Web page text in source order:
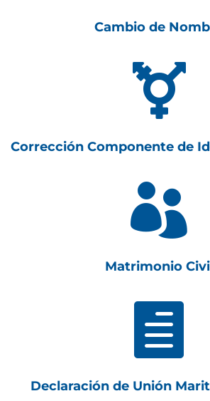
Cambio de

Corrección Componente de

Matrimonio

Declaración de Unión